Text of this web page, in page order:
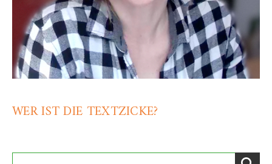
WER IST DIE TEXTZICKE?